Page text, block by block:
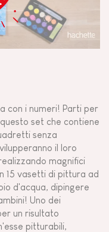
con i numeri! Parti per
set che contiene
senza
il loro
magnifici
15 vasetti di pittura ad
d'acqua, dipingere
Uno dei
un risultato
pitturabili,